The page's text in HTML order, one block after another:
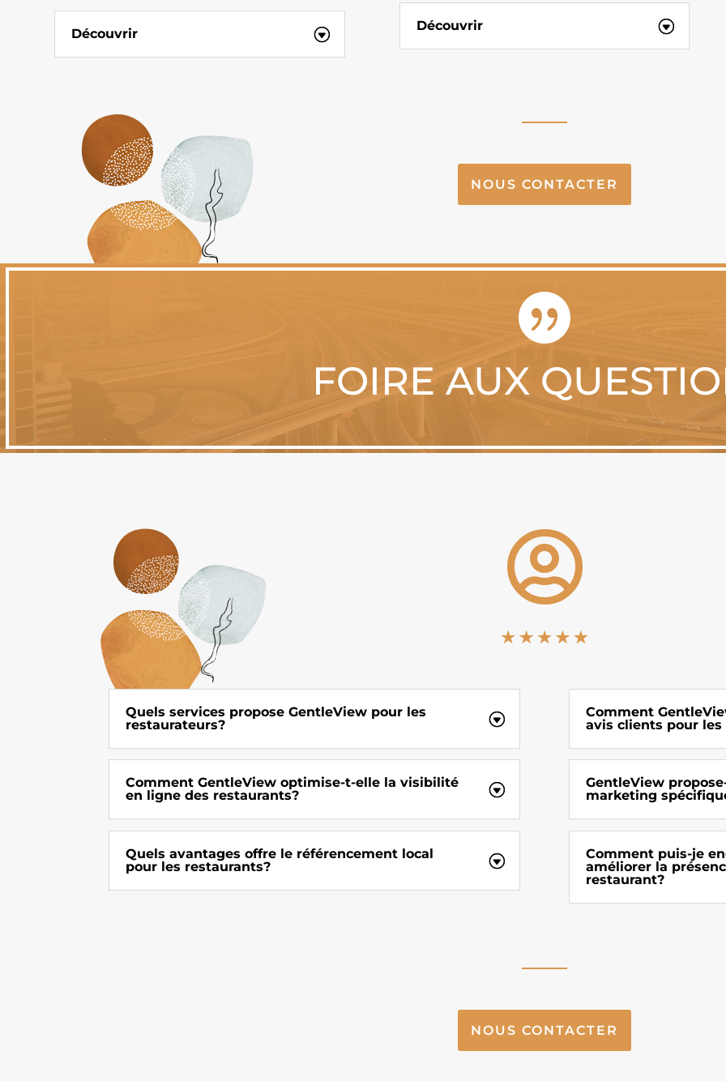
Découvrir
Découvrir
NOUS CONTACTER

FOIRE AUX

Quels services propose GentleView pour les
restaurateurs?
Comment GentleView optimise-t-elle la visibilité
en ligne des restaurants?
Quels avantages offre le référencement local
pour les restaurants?
Comment
avis clients pour les
GentleView
marketing
Comment puis-je
améliorer la
restaurant?
NOUS CONTACTER